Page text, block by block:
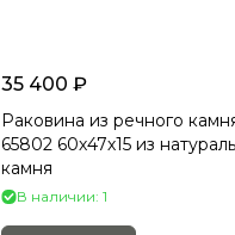
35 400 ₽
Раковина из речного
65802 60х47х15 из
камня
В наличии: 1